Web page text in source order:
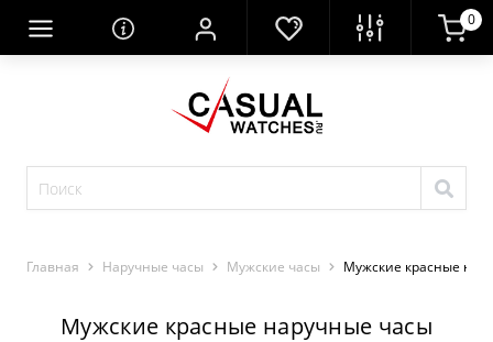
0
Главная Наручные часы Мужские часы Мужские красные
Мужские красные наручные часы